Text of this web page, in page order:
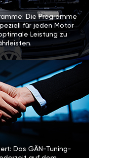
Die Programme
für jeden Motor
Leistung zu
Das GÄN-Tuning-